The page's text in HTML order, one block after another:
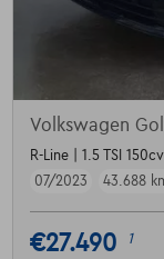
Volkswagen
R-Line | 1.5 TSI
07/2023
43.688
€27.490 1